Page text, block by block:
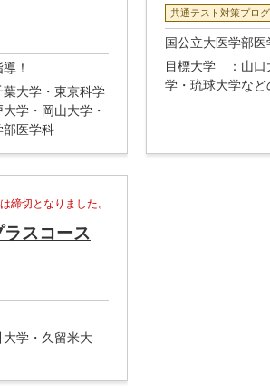
！
葉大学・東京科学
学・岡山大学・
部医学科
共通テスト対策プロ
国公立大医学部
目標大学
：山
学・琉球大学な
締切となりました。
スコース
大学・久留米大